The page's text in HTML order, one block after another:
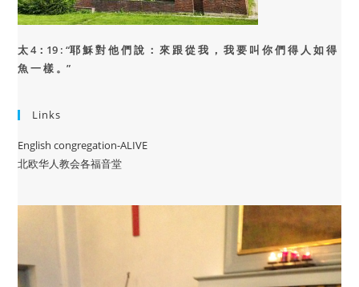
太 4：19 : “耶 穌 對 他 們 說 ： 來 跟 從 我 ， 我 要 叫 你 們 得 人 如 得
魚 一 樣 。”
Links
English congregation-ALIVE
北欧华人教会各福音堂